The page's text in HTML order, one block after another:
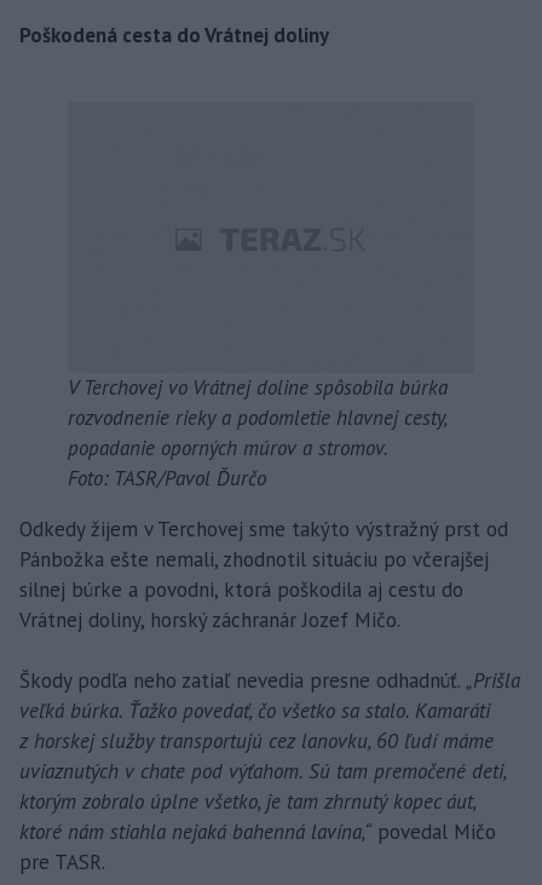
Poškodená cesta do Vrátnej doliny
V Terchovej vo Vrátnej doline spôsobila búrka
rozvodnenie rieky a podomletie hlavnej cesty,
popadanie oporných múrov a stromov.
Foto: TASR/Pavol Ďurčo
Odkedy žijem v Terchovej sme takýto výstražný prst od
Pánbožka ešte nemali, zhodnotil situáciu po včerajšej
silnej búrke a povodni, ktorá poškodila aj cestu do
Vrátnej doliny, horský záchranár Jozef Mičo.
Škody podľa neho zatiaľ nevedia presne odhadnúť. „Prišla
veľká búrka. Ťažko povedať, čo všetko sa stalo. Kamaráti
z horskej služby transportujú cez lanovku, 60 ľudí máme
uviaznutých v chate pod výťahom. Sú tam premočené deti,
ktorým zobralo úplne všetko, je tam zhrnutý kopec áut,
ktoré nám stiahla nejaká bahenná lavína,“ povedal Mičo
pre TASR.